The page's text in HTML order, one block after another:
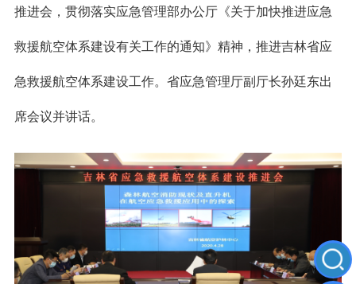
推进会，贯彻落实应急管理部办公厅《关于加快推进应急
救援航空体系建设有关工作的通知》精神，推进吉林省应
急救援航空体系建设工作。省应急管理厅副厅长孙廷东出
席会议并讲话。